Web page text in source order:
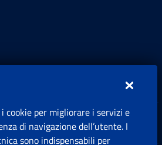
cookie per migliorare i servizi e
di navigazione dell’utente. I
sono indispensabili per